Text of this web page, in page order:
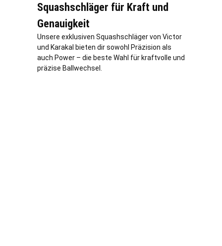
Squashschläger für Kraft und
Genauigkeit
Unsere exklusiven Squashschläger von Victor
und Karakal bieten dir sowohl Präzision als
auch Power – die beste Wahl für kraftvolle und
präzise Ballwechsel.